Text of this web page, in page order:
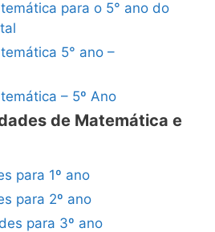
para o 5° ano do
5° ano –
– 5º Ano
de Matemática e
para 1º ano
para 2º ano
para 3º ano